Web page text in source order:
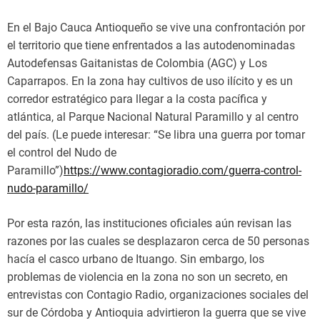
En el Bajo Cauca Antioqueño se vive una confrontación por
el territorio que tiene enfrentados a las autodenominadas
Autodefensas Gaitanistas de Colombia (AGC) y Los
Caparrapos. En la zona hay cultivos de uso ilícito y es un
corredor estratégico para llegar a la costa pacífica y
atlántica, al Parque Nacional Natural Paramillo y al centro
del país. (Le puede interesar: “Se libra una guerra por tomar
el control del Nudo de
Paramillo”)https://www.contagioradio.com/guerra-control-
nudo-paramillo/
Por esta razón, las instituciones oficiales aún revisan las
razones por las cuales se desplazaron cerca de 50 personas
hacía el casco urbano de Ituango. Sin embargo, los
problemas de violencia en la zona no son un secreto, en
entrevistas con Contagio Radio, organizaciones sociales del
sur de Córdoba y Antioquia advirtieron la guerra que se vive